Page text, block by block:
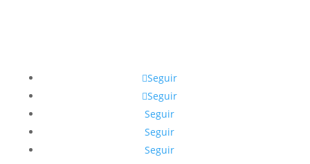
Seguir
Seguir
Seguir
Seguir
Seguir